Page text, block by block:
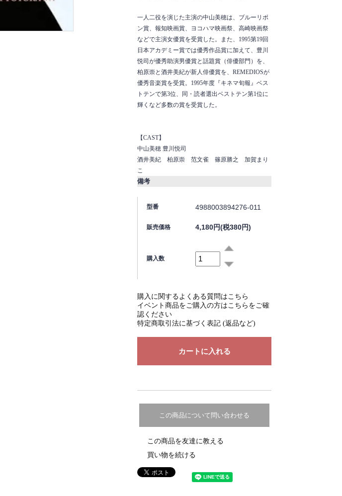
一人二役を演じた主演の中山美穂は、ブルーリボ
ン賞、報知映画賞、ヨコハマ映画祭、高崎映画祭
などで主演女優賞を受賞した。また、1995第19回
日本アカデミー賞では優秀作品賞に加えて、豊川
悦司が優秀助演男優賞と話題賞（俳優部門）を、
柏原崇と酒井美紀が新人俳優賞を、REMEDIOSが
優秀音楽賞を受賞。1995年度『キネマ旬報』ベス
トテンで第3位、同・読者選出ベストテン第1位に
輝くなど多数の賞を受賞した。
【CAST】
中山美穂 豊川悦司
酒井美紀 柏原崇 范文雀 篠原勝之 加賀まり
こ
備考
型番 4988003894276-011
販売価格 4,180円(税380円)
購入数
購入に関するよくある質問はこちら
イベント商品をご購入の方はこちらをご確
認ください
特定商取引法に基づく表記 (返品など)
この商品について問い合わせる
この商品を友達に教える
買い物を続ける